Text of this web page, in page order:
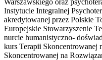
Instytucie Integralnej
akredytowanej przez Polskie
Europejskie Stowarzyszenie
nurcie humanistyczno-
kurs Terapii Skoncentrowanej
Skoncentrowanej na